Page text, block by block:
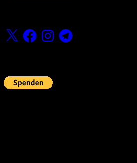
X FacebookInstagramTelegram